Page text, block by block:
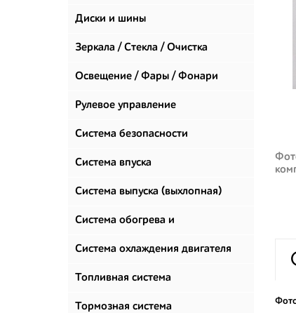
Диски и шины
Зеркала / Стекла / Очистка
стекол
Освещение / Фары / Фонари
Рулевое управление
Система безопасности
Система впуска
Система выпуска (выхлопная)
Система обогрева и
климатизации
Система охлаждения двигателя
Топливная система
Тормозная система